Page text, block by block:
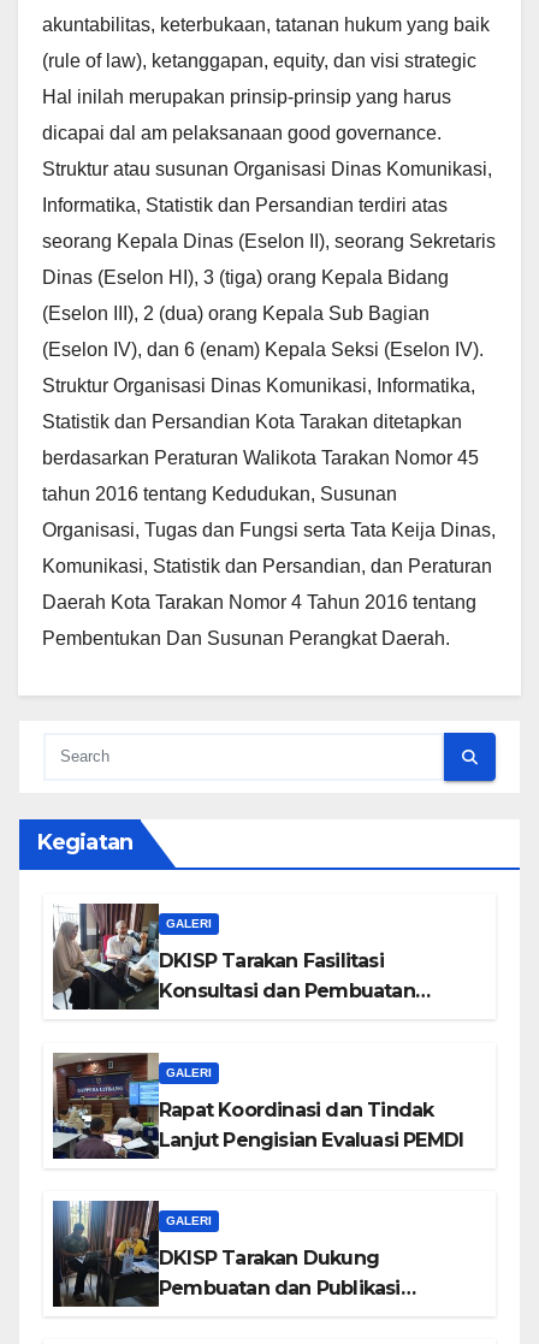
akuntabilitas, keterbukaan, tatanan hukum yang baik
(rule of law), ketanggapan, equity, dan visi strategic
Hal inilah merupakan prinsip-prinsip yang harus
dicapai dal am pelaksanaan good governance.
Struktur atau susunan Organisasi Dinas Komunikasi,
Informatika, Statistik dan Persandian terdiri atas
seorang Kepala Dinas (Eselon II), seorang Sekretaris
Dinas (Eselon HI), 3 (tiga) orang Kepala Bidang
(Eselon III), 2 (dua) orang Kepala Sub Bagian
(Eselon IV), dan 6 (enam) Kepala Seksi (Eselon IV).
Struktur Organisasi Dinas Komunikasi, Informatika,
Statistik dan Persandian Kota Tarakan ditetapkan
berdasarkan Peraturan Walikota Tarakan Nomor 45
tahun 2016 tentang Kedudukan, Susunan
Organisasi, Tugas dan Fungsi serta Tata Keija Dinas,
Komunikasi, Statistik dan Persandian, dan Peraturan
Daerah Kota Tarakan Nomor 4 Tahun 2016 tentang
Pembentukan Dan Susunan Perangkat Daerah.
Kegiatan
GALERI
DKISP Tarakan Fasilitasi
Konsultasi dan Pembuatan
GALERI
Rapat Koordinasi dan Tindak
Lanjut Pengisian Evaluasi PEMDI
GALERI
DKISP Tarakan Dukung
Pembuatan dan Publikasi